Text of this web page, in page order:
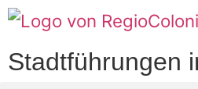
Stadtführungen